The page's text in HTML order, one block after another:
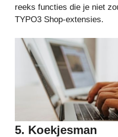
reeks functies die je niet
TYPO3 Shop-extensies.
5. Koekjesman